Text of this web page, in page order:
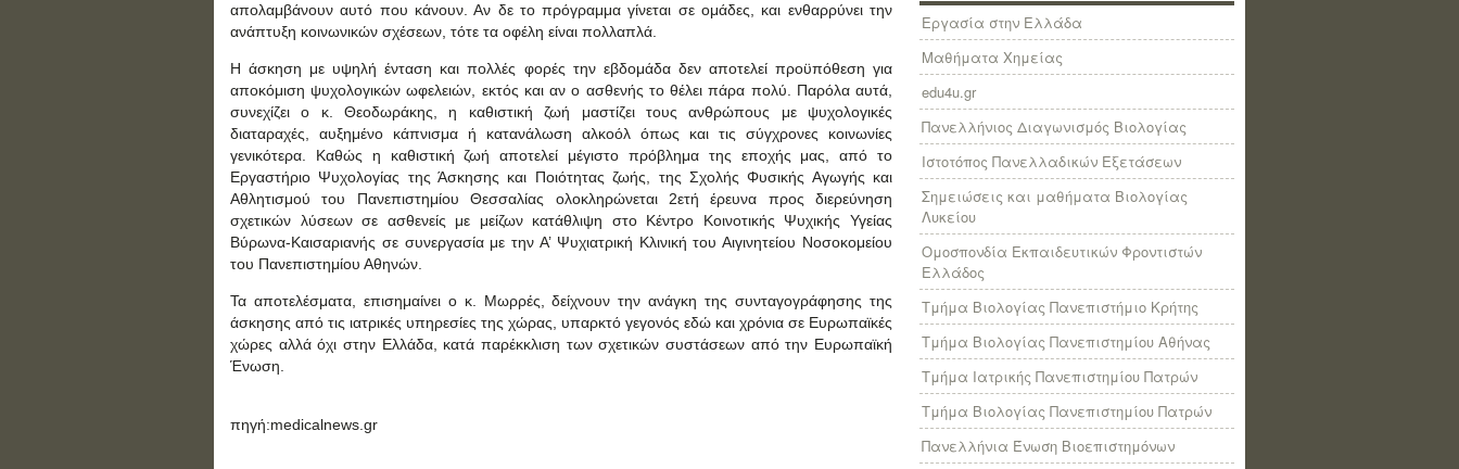
απολαμβάνουν αυτό που κάνουν. Αν δε το πρόγραμμα γίνεται σε ομάδες, και ενθαρρύνει την
ανάπτυξη κοινωνικών σχέσεων, τότε τα οφέλη είναι πολλαπλά.
Η άσκηση με υψηλή ένταση και πολλές φορές την εβδομάδα δεν αποτελεί προϋπόθεση για
αποκόμιση ψυχολογικών ωφελειών, εκτός και αν ο ασθενής το θέλει πάρα πολύ. Παρόλα αυτά,
συνεχίζει ο κ. Θεοδωράκης, η καθιστική ζωή μαστίζει τους ανθρώπους με ψυχολογικές
διαταραχές, αυξημένο κάπνισμα ή κατανάλωση αλκοόλ όπως και τις σύγχρονες κοινωνίες
γενικότερα. Καθώς η καθιστική ζωή αποτελεί μέγιστο πρόβλημα της εποχής μας, από το
Εργαστήριο Ψυχολογίας της Άσκησης και Ποιότητας ζωής, της Σχολής Φυσικής Αγωγής και
Αθλητισμού του Πανεπιστημίου Θεσσαλίας ολοκληρώνεται 2ετή έρευνα προς διερεύνηση
σχετικών λύσεων σε ασθενείς με μείζων κατάθλιψη στο Κέντρο Κοινοτικής Ψυχικής Υγείας
Βύρωνα-Καισαριανής σε συνεργασία με την Α’ Ψυχιατρική Κλινική του Αιγινητείου Νοσοκομείου
του Πανεπιστημίου Αθηνών.
Τα αποτελέσματα, επισημαίνει ο κ. Μωρρές, δείχνουν την ανάγκη της συνταγογράφησης της
άσκησης από τις ιατρικές υπηρεσίες της χώρας, υπαρκτό γεγονός εδώ και χρόνια σε Ευρωπαϊκές
χώρες αλλά όχι στην Ελλάδα, κατά παρέκκλιση των σχετικών συστάσεων από την Ευρωπαϊκή
Ένωση.
πηγή:medicalnews.gr
Eργασία στην Ελλάδα
Μαθήματα Χημείας
edu4u.gr
Πανελλήνιος Διαγωνισμός Βιολογίας
Ιστοτόπος Πανελλαδικών Εξετάσεων
Σημειώσεις και μαθήματα Βιολογίας
Λυκείου
Ομοσπονδία Εκπαιδευτικών Φροντιστών
Ελλάδος
Τμήμα Βιολογίας Πανεπιστήμιο Κρήτης
Τμήμα Βιολογίας Πανεπιστημίου Αθήνας
Τμήμα Ιατρικής Πανεπιστημίου Πατρών
Τμήμα Βιολογίας Πανεπιστημίου Πατρών
Πανελλήνια Ένωση Βιοεπιστημόνων